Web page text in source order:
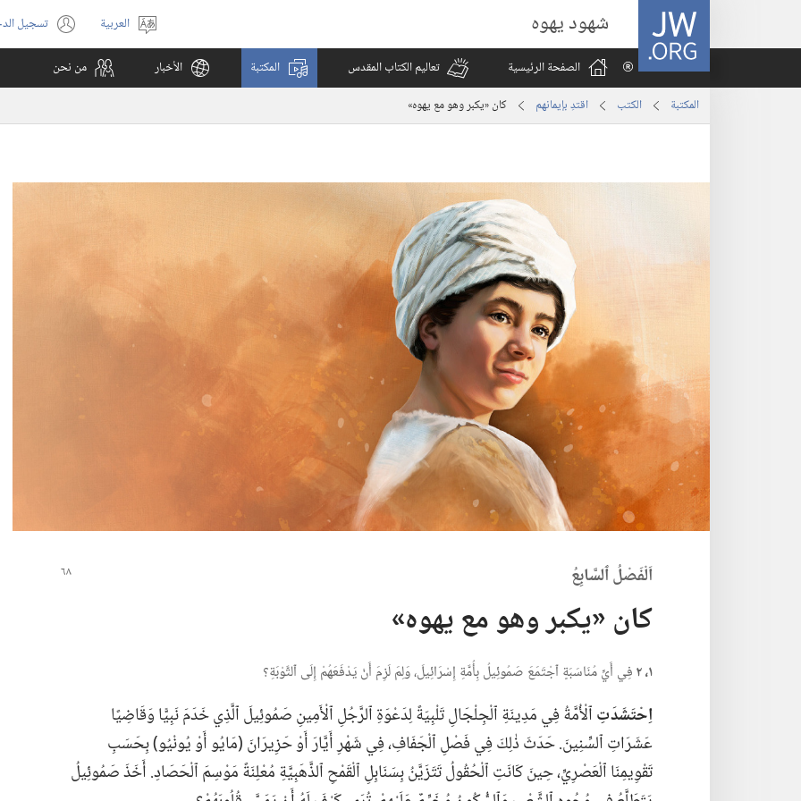
JW.ORG شهود يهوه
اختر
اللغة
العربية تسجيل(يفتح
نافذة
الصفحة الرئيسية
تعاليم الكتاب المقدس المكتبة الأخبار من نحن
المكتبة الكتب اقتدِ بإيمانهم كان «يكبر وهو مع يهوه»‏
اَلْفَصْلُ ٱلسَّابِعُ
كان «يكبر وهو مع يهوه»‏
١،‏ ٢ فِي أَيِّ مُنَاسَبَةٍ ٱجْتَمَعَ صَمُوئِيلُ بِأُمَّةِ إِسْرَائِيلَ،‏ وَلِمَ لَزِمَ أَنْ يَدْفَعَهُمْ إِلَى ٱلتَّوْبَةِ؟‏
اِحْتَشَدَتِٱلْأُمَّةُ فِي مَدِينَةِ ٱلْجِلْجَالِ تَلْبِيَةً لِدَعْوَةِ ٱلرَّجُلِ ٱلْأَمِينِ صَمُوئِيلَ ٱلَّذِي خَدَمَ نَبِيًّا وَقَاضِيًا
عَشَرَاتِ ٱلسِّنِينَ.‏ حَدَثَ ذٰلِكَ فِي فَصْلِ ٱلْجَفَافِ،‏ فِي شَهْرِ أَيَّارَ أَوْ حَزِيرَانَ (‏مَايُو أَوْ يُونْيُو)‏ بِحَسَبِ
تَقْوِيمِنَا ٱلْعَصْرِيِّ،‏ حِينَ كَانَتِ ٱلْحُقُولُ تَتَزَيَّنُ بِسَنَابِلِ ٱلْقَمْحِ ٱلذَّهَبِيَّةِ مُعْلِنَةً مَوْسِمَ ٱلْحَصَادِ.‏ أَخَذَ صَمُوئِيلُ